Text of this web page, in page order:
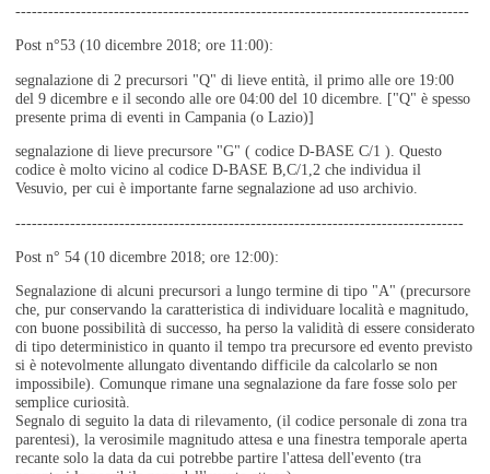
-----------------------------------------------------------------------------------
Post n°53 (10 dicembre 2018; ore 11:00):
segnalazione di 2 precursori "Q" di lieve entità, il primo alle ore 19:00
del 9 dicembre e il secondo alle ore 04:00 del 10 dicembre. ["Q" è spesso
presente prima di eventi in Campania (o Lazio)]
segnalazione di lieve precursore "G" ( codice D-BASE C/1 ). Questo
codice è molto vicino al codice D-BASE B,C/1,2 che individua il
Vesuvio, per cui è importante farne segnalazione ad uso archivio.
----------------------------------------------------------------------------------
Post n° 54 (10 dicembre 2018; ore 12:00):
Segnalazione di alcuni precursori a lungo termine di tipo "A" (precursore
che, pur conservando la caratteristica di individuare località e magnitudo,
con buone possibilità di successo, ha perso la validità di essere considerato
di tipo deterministico in quanto il tempo tra precursore ed evento previsto
si è notevolmente allungato diventando difficile da calcolarlo se non
impossibile). Comunque rimane una segnalazione da fare fosse solo per
semplice curiosità.
Segnalo di seguito la data di rilevamento, (il codice personale di zona tra
parentesi), la verosimile magnitudo attesa e una finestra temporale aperta
recante solo la data da cui potrebbe partire l'attesa dell'evento (tra